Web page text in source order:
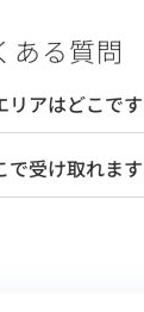
ある質問
アはどこで
受け取れま